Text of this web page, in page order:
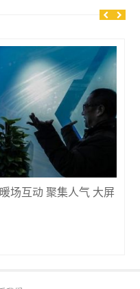
场互动 聚集人气 大屏